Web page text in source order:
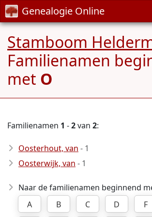
Genealogie Online
Stamboom
Familienamen
met O
Familienamen 1 -2van 2:
Oosterhout, van - 1
Oosterwijk, van - 1
Naar de familienamen beginnend
A
B C D F